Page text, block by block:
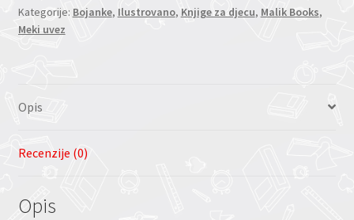
Kategorije: Bojanke, Ilustrovano, Knjige za djecu, Malik Books,
Meki uvez
Opis
Recenzije (0)
Opis